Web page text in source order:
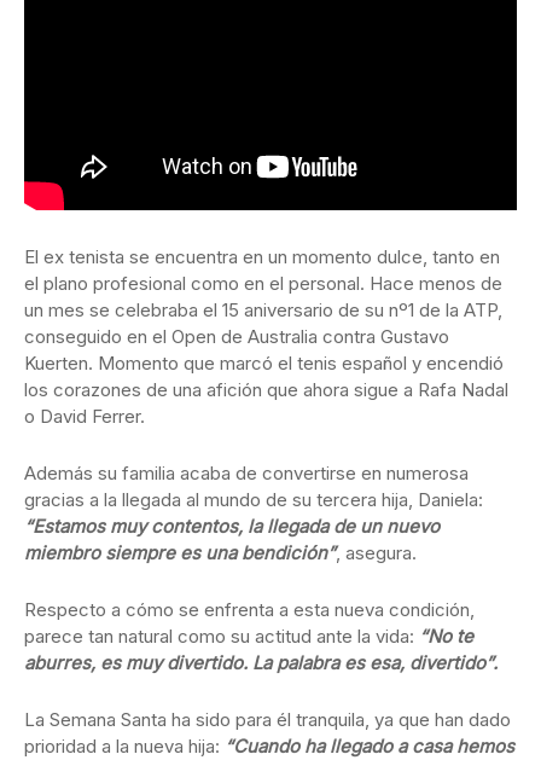
El ex tenista se encuentra en un momento dulce, tanto en
el plano profesional como en el personal. Hace menos de
un mes se celebraba el 15 aniversario de su nº1 de la ATP,
conseguido en el Open de Australia contra Gustavo
Kuerten. Momento que marcó el tenis español y encendió
los corazones de una afición que ahora sigue a Rafa Nadal
o David Ferrer.
Además su familia acaba de convertirse en numerosa
gracias a la llegada al mundo de su tercera hija, Daniela:
“Estamos muy contentos, la llegada de un nuevo
miembro siempre es una bendición”, asegura.
Respecto a cómo se enfrenta a esta nueva condición,
parece tan natural como su actitud ante la vida: “No te
aburres, es muy divertido. La palabra es esa, divertido”.
La Semana Santa ha sido para él tranquila, ya que han dado
prioridad a la nueva hija: “Cuando ha llegado a casa hemos